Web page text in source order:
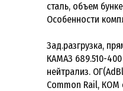
сталь, объем
Особенности
Зад.разгрузка,
КАМАЗ 689.510-
нейтрализ.
Common Rail, КОМ